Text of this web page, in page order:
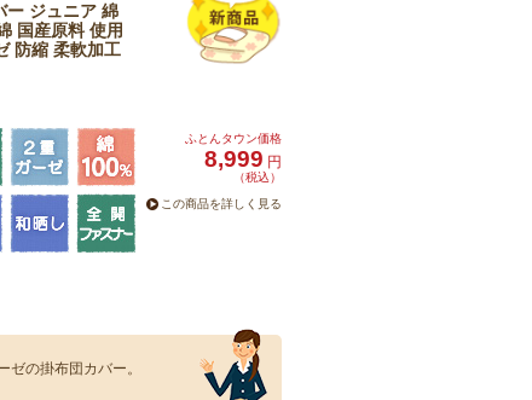
ー ジュニア 綿
国産原料 使用
防縮 柔軟加工
ふとんタウン価格
8,999 円
（税込）
この商品を詳しく見る
ゼの掛布団カバー。